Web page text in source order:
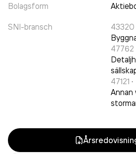
Bolagsform
SNI-bransch 43320
47762
47121 ·
Annan